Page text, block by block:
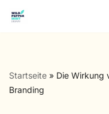
Startseite » Die Wirkung
Branding